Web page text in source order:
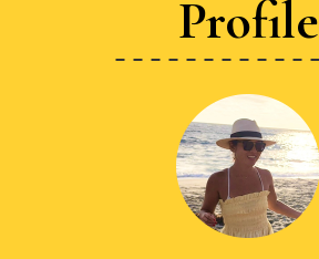
Profile